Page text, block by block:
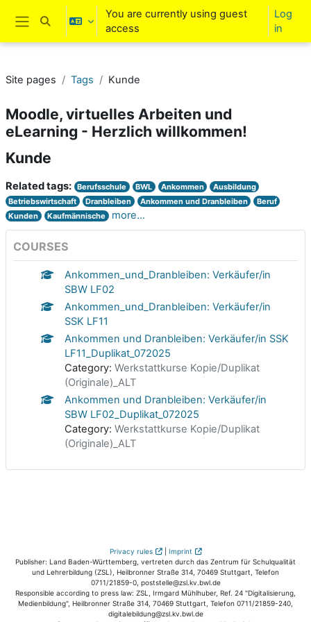
Skip to main content
Side panel
Toggle search input
You are currently using guest
access
Log
in
Site pages Tags Kunde
Moodle, virtuelles Arbeiten und
eLearning - Herzlich willkommen!
Kunde
Related tags: Berufsschule BWL Ankommen
Ausbildung
Betriebswirtschaft
Dranbleiben Ankommen und Dranbleiben
Beruf
Kunden
Kaufmännische more...
COURSES
Ankommen_und_Dranbleiben: Verkäufer/in
SBW LF02
Ankommen_und_Dranbleiben: Verkäufer/in
SSK LF11
Ankommen und Dranbleiben: Verkäufer/in SSK
LF11_Duplikat_072025
Category:Werkstattkurse Kopie/Duplikat
(Originale)_ALT
Ankommen und Dranbleiben: Verkäufer/in
SBW LF02_Duplikat_072025
Category:Werkstattkurse Kopie/Duplikat
(Originale)_ALT
Privacy rules | Imprint
Publisher: Land Baden-Württemberg, vertreten durch das Zentrum für Schulqualität
und Lehrerbildung (ZSL), Heilbronner Straße 314, 70469 Stuttgart, Telefon
0711/21859-0, poststelle@zsl.kv.bwl.de
Responsible according to press law: ZSL, Irmgard Mühlhuber, Ref. 24 "Digitalisierung,
Medienbildung", Heilbronner Straße 314, 70469 Stuttgart, Telefon 0711/21859-240,
digitalebildung@zsl.kv.bwl.de